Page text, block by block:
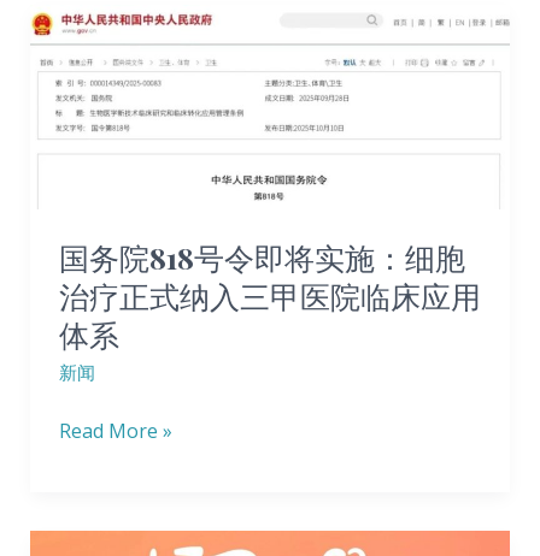
保
局
和
卫
协
同
推
动
干
治
国务院818号令即将实施：细胞
治疗正式纳入三甲医院临床应用
体系‌
新闻
国
务
院
818
将
实
施：
细
治
Read More »